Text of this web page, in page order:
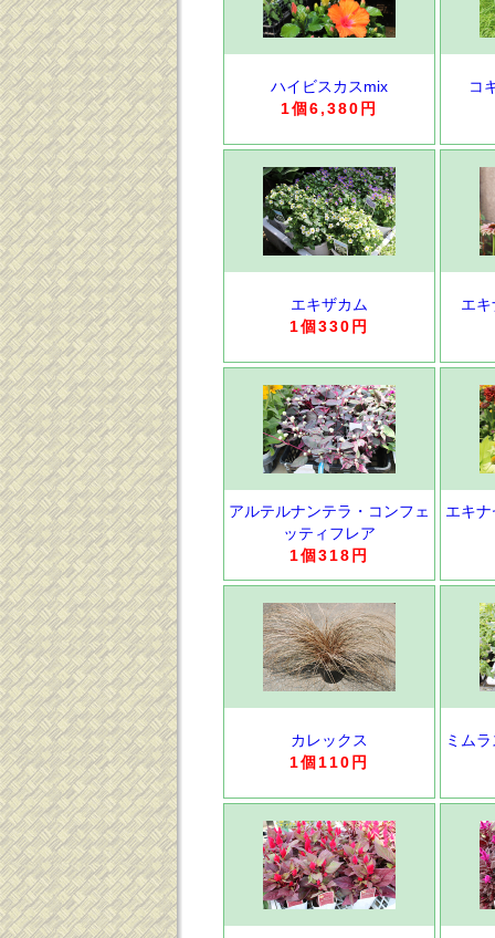
ハイビスカスmix
1個6,380円
コ
エキザカム
1個330円
エ
アルテルナンテラ・コンフェ
ッティフレア
1個318円
エキ
カレックス
1個110円
ミム